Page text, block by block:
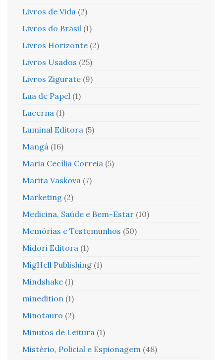
Livros de Vida (2)
Livros do Brasil (1)
Livros Horizonte (2)
Livros Usados (25)
Livros Zigurate (9)
Lua de Papel (1)
Lucerna (1)
Luminal Editora (5)
Mangá (16)
Maria Cecília Correia (5)
Marita Vaskova (7)
Marketing (2)
Medicina, Saúde e Bem-Estar (10)
Memórias e Testemunhos (50)
Midori Editora (1)
MigHell Publishing (1)
Mindshake (1)
minedition (1)
Minotauro (2)
Minutos de Leitura (1)
Mistério, Policial e Espionagem (48)